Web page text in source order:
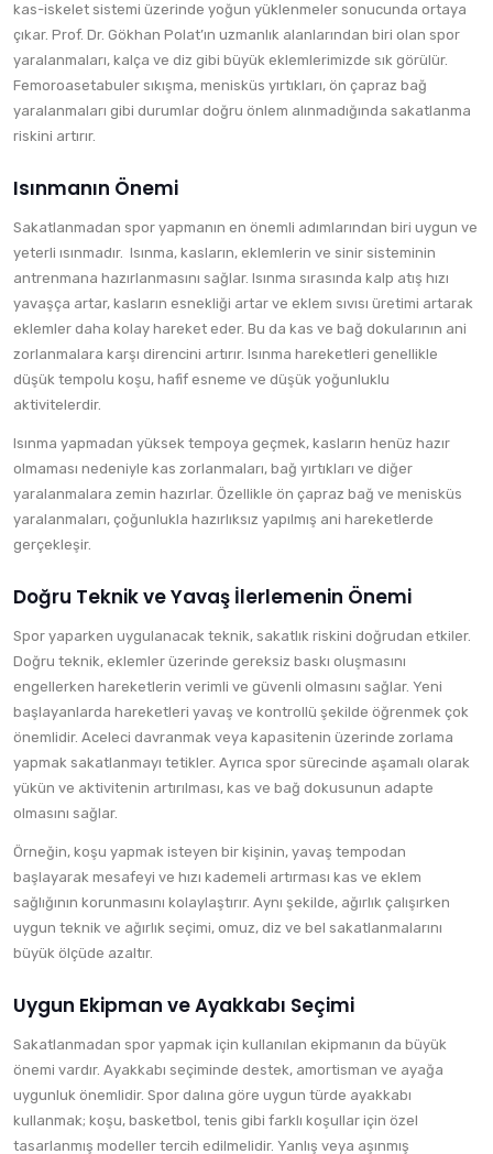
kas-iskelet sistemi üzerinde yoğun yüklenmeler sonucunda ortaya
çıkar. Prof. Dr. Gökhan Polat’ın uzmanlık alanlarından biri olan spor
yaralanmaları, kalça ve diz gibi büyük eklemlerimizde sık görülür.
Femoroasetabuler sıkışma, menisküs yırtıkları, ön çapraz bağ
yaralanmaları gibi durumlar doğru önlem alınmadığında sakatlanma
riskini artırır.
Isınmanın Önemi
Sakatlanmadan spor yapmanın en önemli adımlarından biri uygun ve
yeterli ısınmadır. Isınma, kasların, eklemlerin ve sinir sisteminin
antrenmana hazırlanmasını sağlar. Isınma sırasında kalp atış hızı
yavaşça artar, kasların esnekliği artar ve eklem sıvısı üretimi artarak
eklemler daha kolay hareket eder. Bu da kas ve bağ dokularının ani
zorlanmalara karşı direncini artırır. Isınma hareketleri genellikle
düşük tempolu koşu, hafif esneme ve düşük yoğunluklu
aktivitelerdir.
Isınma yapmadan yüksek tempoya geçmek, kasların henüz hazır
olmaması nedeniyle kas zorlanmaları, bağ yırtıkları ve diğer
yaralanmalara zemin hazırlar. Özellikle ön çapraz bağ ve menisküs
yaralanmaları, çoğunlukla hazırlıksız yapılmış ani hareketlerde
gerçekleşir.
Doğru Teknik ve Yavaş İlerlemenin Önemi
Spor yaparken uygulanacak teknik, sakatlık riskini doğrudan etkiler.
Doğru teknik, eklemler üzerinde gereksiz baskı oluşmasını
engellerken hareketlerin verimli ve güvenli olmasını sağlar. Yeni
başlayanlarda hareketleri yavaş ve kontrollü şekilde öğrenmek çok
önemlidir. Aceleci davranmak veya kapasitenin üzerinde zorlama
yapmak sakatlanmayı tetikler. Ayrıca spor sürecinde aşamalı olarak
yükün ve aktivitenin artırılması, kas ve bağ dokusunun adapte
olmasını sağlar.
Örneğin, koşu yapmak isteyen bir kişinin, yavaş tempodan
başlayarak mesafeyi ve hızı kademeli artırması kas ve eklem
sağlığının korunmasını kolaylaştırır. Aynı şekilde, ağırlık çalışırken
uygun teknik ve ağırlık seçimi, omuz, diz ve bel sakatlanmalarını
büyük ölçüde azaltır.
Uygun Ekipman ve Ayakkabı Seçimi
Sakatlanmadan spor yapmak için kullanılan ekipmanın da büyük
önemi vardır. Ayakkabı seçiminde destek, amortisman ve ayağa
uygunluk önemlidir. Spor dalına göre uygun türde ayakkabı
kullanmak; koşu, basketbol, tenis gibi farklı koşullar için özel
tasarlanmış modeller tercih edilmelidir. Yanlış veya aşınmış